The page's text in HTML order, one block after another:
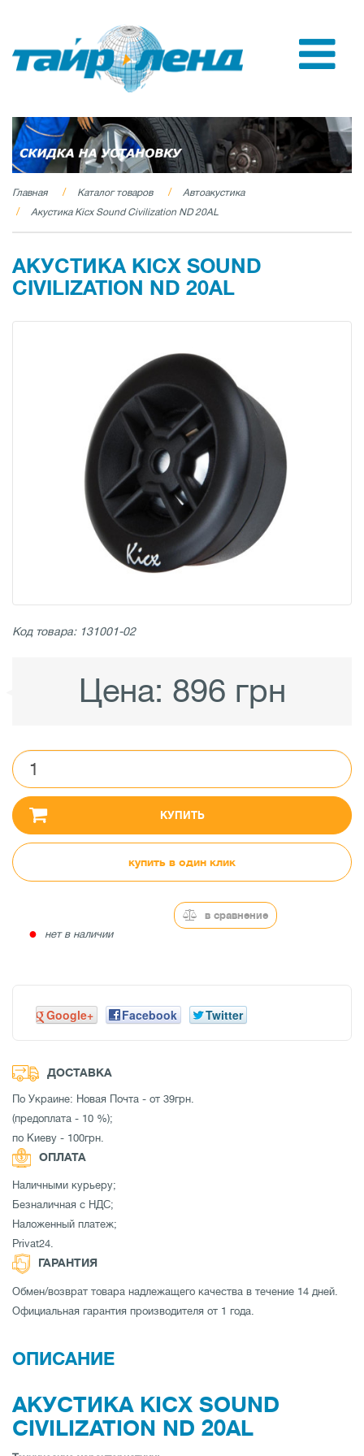
Главная Каталог товаров
Автоакустика
Акустика Kicx Sound Civilization ND 20AL
АКУСТИКА KICX SOUND
CIVILIZATION ND 20AL
Код товара: 131001-02
Цена: 896 грн
КУПИТЬ
купить в один клик
● нет в наличии
в сравнение
Google+ Facebook Twitter
ДОСТАВКА
По Украине: Новая Почта - от 39грн.
(предоплата - 10 %);
по Киеву - 100грн.
ОПЛАТА
Наличными курьеру;
Безналичная с НДС;
Наложенный платеж;
Privat24.
ГАРАНТИЯ
Обмен/возврат товара надлежащего качества в течение 14 дней.
Официальная гарантия производителя от 1 года.
ОПИСАНИЕ
АКУСТИКА KICX SOUND
CIVILIZATION ND 20AL